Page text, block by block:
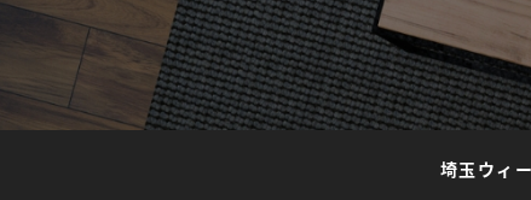
埼玉ウィ